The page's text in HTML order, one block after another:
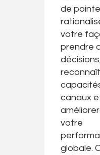
de
votre
prendre
canaux
votre
globale.